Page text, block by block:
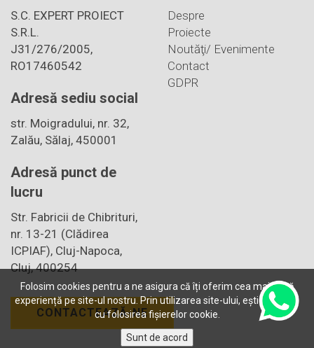
Folosim cookies pentru a ne asigura că îți oferim cea mai bună
experiență pe site-ul nostru. Prin utilizarea site-ului, ești de acord
cu folosirea fișierelor cookie.
Sunt de acord
S.C. EXPERT PROIECT
S.R.L.
J31/276/2005,
RO17460542
Adresă sediu social
str. Moigradului, nr. 32,
Zalău, Sălaj, 450001
Adresă punct de
lucru
Str. Fabricii de Chibrituri,
nr. 13-21 (Clădirea
ICPIAF), Cluj-Napoca,
Cluj, 400254
Despre
Proiecte
Noutăţi/ Evenimente
Contact
GDPR
CONTACTEAZĂ-NE